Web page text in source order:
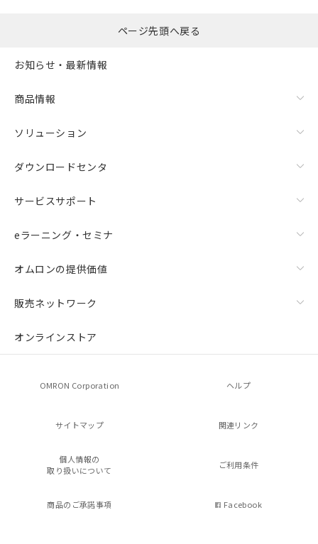
ページ先頭へ戻る
お知らせ・最新情報
商品情報
ソリューション
ダウンロードセンタ
サービスサポート
eラーニング・セミナ
オムロンの提供価値
販売ネットワーク
オンラインストア
OMRON Corporation ヘルプ
サイトマップ 関連リンク
個人情報の
取り扱いについて
ご利用条件
商品のご承諾事項 Facebook